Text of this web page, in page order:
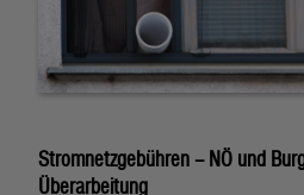
Stromnetzgebühren – NÖ und
Überarbeitung